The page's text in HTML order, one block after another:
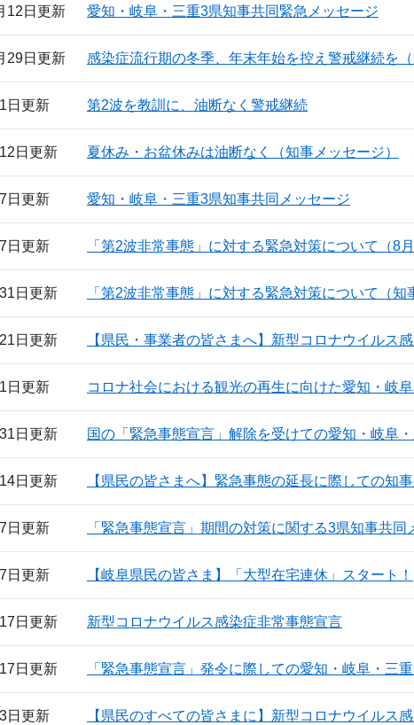
12日更新 愛知・岐阜・三重3県知事共同緊急メッセージ
29日更新 感染症流行期の冬季、年末年始を控え警戒継続を（
日更新 第2波を教訓に、油断なく警戒継続
日更新 夏休み・お盆休みは油断なく（知事メッセージ）
日更新 愛知・岐阜・三重3県知事共同メッセージ
日更新 「第2波非常事態」に対する緊急対策について（8月
日更新 「第2波非常事態」に対する緊急対策について（知
日更新 【県民・事業者の皆さまへ】新型コロナウイルス
日更新 コロナ社会における観光の再生に向けた愛知・岐
日更新 国の「緊急事態宣言」解除を受けての愛知・岐阜
日更新 【県民の皆さまへ】緊急事態の延長に際しての知
日更新 「緊急事態宣言」期間の対策に関する3県知事共同
日更新 【岐阜県民の皆さま】「大型在宅連休」スタート！
日更新 新型コロナウイルス感染症非常事態宣言
日更新 「緊急事態宣言」発令に際しての愛知・岐阜・三
日更新 【県民のすべての皆さまに】新型コロナウイルス